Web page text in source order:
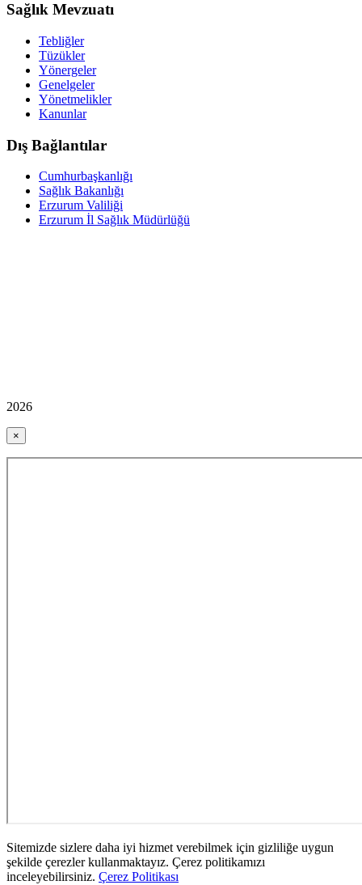
Sağlık Mevzuatı
Tebliğler
Tüzükler
Yönergeler
Genelgeler
Yönetmelikler
Kanunlar
Dış Bağlantılar
Cumhurbaşkanlığı
Sağlık Bakanlığı
Erzurum Valiliği
Erzurum İl Sağlık Müdürlüğü
2026
×
Sitemizde sizlere daha iyi hizmet verebilmek için gizliliğe uygun
şekilde çerezler kullanmaktayız. Çerez politikamızı
inceleyebilirsiniz. Çerez Politikası